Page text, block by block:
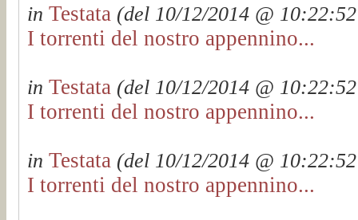
in Testata (del 10/12/2014 @
I torrenti del nostro appennino...
in Testata (del 10/12/2014 @
I torrenti del nostro appennino...
in Testata (del 10/12/2014 @
I torrenti del nostro appennino...